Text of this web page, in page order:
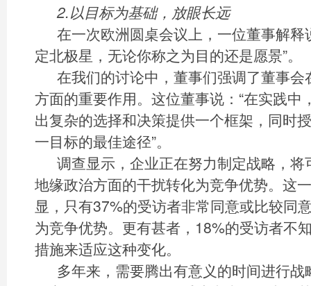
2.以目标为基础，放眼长远
在一次欧洲圆桌会议上，一位董事解释
定北极星，无论你称之为目的还是愿景”。
在我们的讨论中，董事们强调了董事
方面的重要作用。这位董事说：“在实践中
出复杂的选择和决策提供一个框架，同时
一目标的最佳途径”。
调查显示，企业正在努力制定战略，
地缘政治方面的干扰转化为竞争优势。这
显，只有37%的受访者非常同意或比较同
为竞争优势。更有甚者，18%的受访者不
措施来适应这种变化。
多年来，需要腾出有意义的时间进行